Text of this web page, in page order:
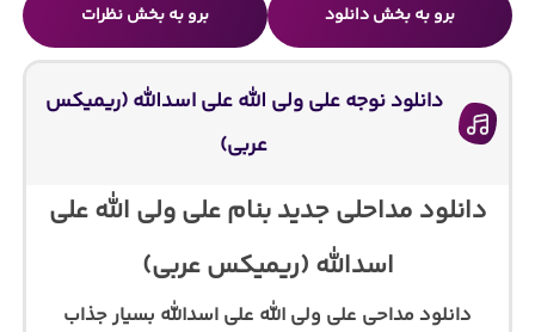
برو به بخش دانلود برو به بخش نظرات
دانلود نوجه علی ولی الله علی اسدالله (ریمیکس
عربی)
دانلود مداحلی جدید بنام علی ولی الله علی
اسدالله (ریمیکس عربی)
دانلود مداحی علی ولی الله علی اسدالله بسیار جذاب